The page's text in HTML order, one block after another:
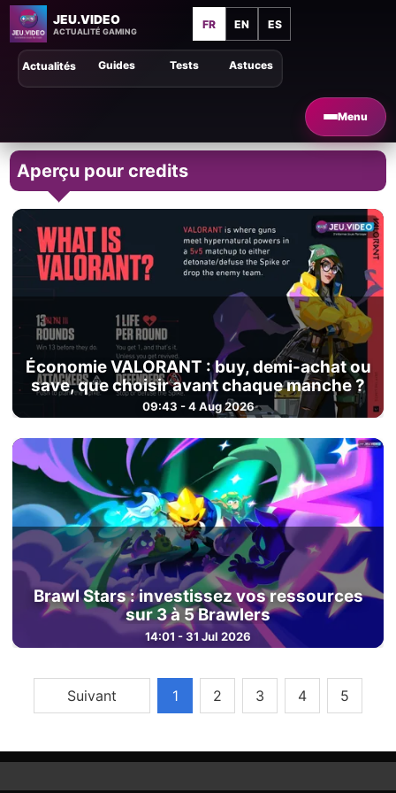
JEU.VIDEO
ACTUALITÉ GAMING
FR EN ES
Menu
Astuces
Guides Tests
Actualités
Aperçu pour credits
Économie VALORANT : buy, demi-achat ou
save, que choisir avant chaque manche ?
09:43 - 4 Aug 2026
Brawl Stars : investissez vos ressources
sur 3 à 5 Brawlers
14:01 - 31 Jul 2026
Suivant 1 2 3 4 5